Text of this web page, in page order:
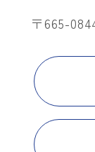
〒665-